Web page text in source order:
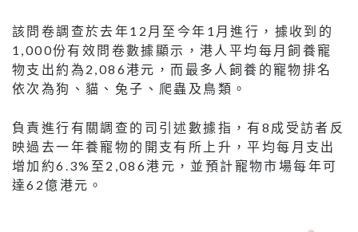
該問卷調查於去年12月至今年1月進行，據收到的
1,000份有效問卷數據顯示，港人平均每月飼養寵
物支出約為2,086港元，而最多人飼養的寵物排名
依次為狗、貓、兔子、爬蟲及鳥類。
負責進行有關調查的司引述數據指，有8成受訪者反
映過去一年養寵物的開支有所上升，平均每月支出
增加約6.3%至2,086港元，並預計寵物市場每年可
達62億港元。